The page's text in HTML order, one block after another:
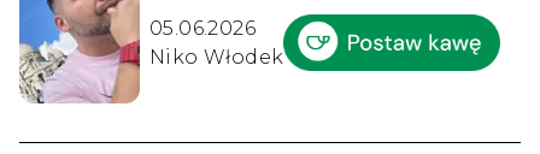
05.06.2026
Niko Włodek